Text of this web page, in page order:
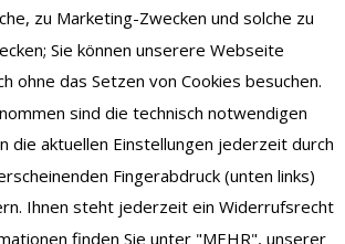
zu Marketing-Zwecken und solche zu
Sie können unserere Webseite
ohne das Setzen von Cookies besuchen.
sind die technisch notwendigen
die aktuellen Einstellungen jederzeit durch
Fingerabdruck (unten links)
Ihnen steht jederzeit ein Widerrufsrecht
finden Sie unter "MEHR", unserer